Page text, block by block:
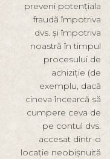
preveni potențiala
fraudă împotriva
dvs. și împotriva
noastră în timpul
procesului de
achiziție (de
exemplu, dacă
cineva încearcă să
cumpere ceva de
pe contul dvs.
accesat dintr-o
locație neobișnuită